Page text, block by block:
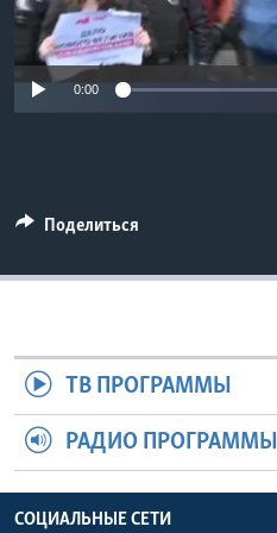
Learning English
Языки
0:00
Поделиться
ТВ ПРОГРАММЫ
РАДИО ПРОГРАММЫ
СОЦИАЛЬНЫЕ СЕТИ